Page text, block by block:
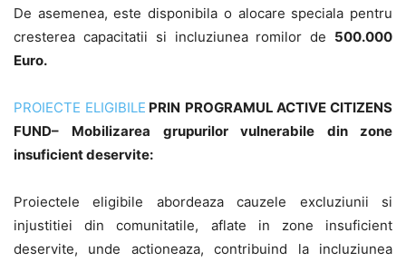
De asemenea, este disponibila o alocare speciala pentru
cresterea capacitatii si incluziunea romilor de 500.000
Euro.
PROIECTE ELIGIBILE PRIN PROGRAMUL ACTIVE CITIZENS
FUND–
Mobilizarea grupurilor vulnerabile din zone
insuficient deservite:
Proiectele eligibile abordeaza cauzele excluziunii si
injustitiei din comunitatile, aflate in zone insuficient
deservite, unde actioneaza, contribuind la incluziunea